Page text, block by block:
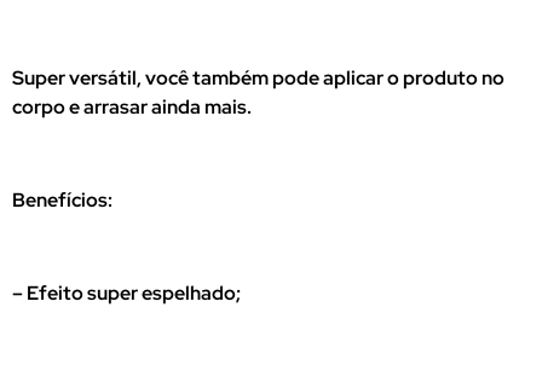
Super versátil, você também pode aplicar o produto no
corpo e arrasar ainda mais.
Benefícios:
– Efeito super espelhado;